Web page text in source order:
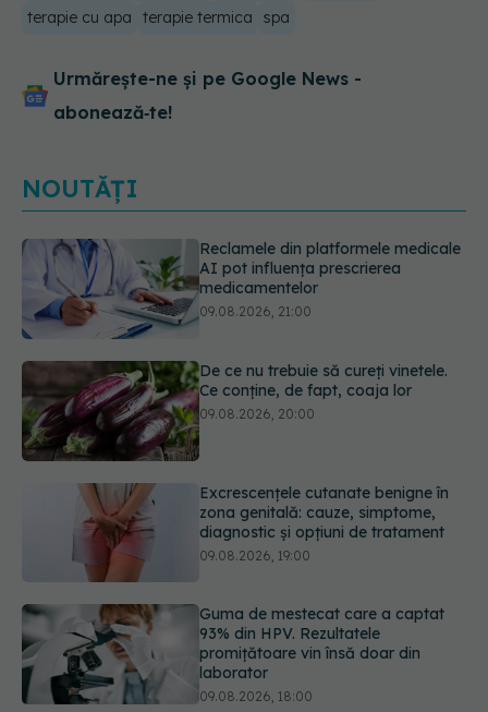
terapie cu apa
terapie termica spa
Urmărește-ne și pe Google News -
abonează‑te!
NOUTĂȚI
De ce nu trebuie să cureți vinetele.
Ce conține, de fapt, coaja lor
09.08.2026, 20:00
Excrescențele cutanate benigne în
zona genitală: cauze, simptome,
diagnostic și opțiuni de tratament
Guma de mestecat care a captat
93% din HPV. Rezultatele
promițătoare vin însă doar din
Câte zile de concediu avem nevoie
într-un an? Răspunsul oferit de un
studiu desfășurat timp de 40 de ani
09.08.2026, 17:00